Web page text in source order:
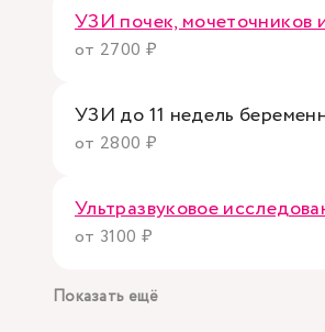
УЗИ почек, мочеточников
от 2700 ₽
УЗИ до 11 недель
от 2800 ₽
Ультразвуковое
от 3100 ₽
Показать ещё